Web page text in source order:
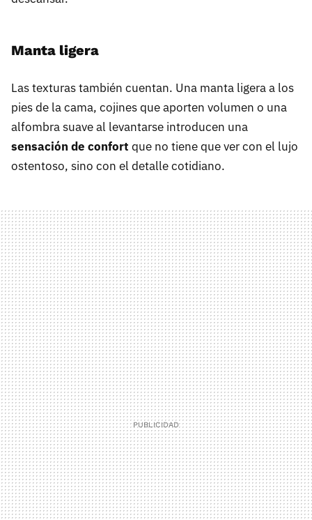
Manta ligera
Las texturas también cuentan. Una manta ligera a los
pies de la cama, cojines que aporten volumen o una
alfombra suave al levantarse introducen una
sensación de confort que no tiene que ver con el lujo
ostentoso, sino con el detalle cotidiano.